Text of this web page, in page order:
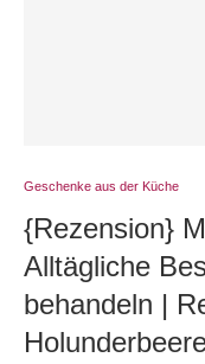
Geschenke aus der Küche
{Rezension}
Alltägliche
behandeln |